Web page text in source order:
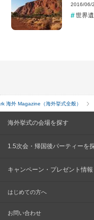
2016/06/
世界
海外 Magazine（海外挙式全般）
海外挙式の会場を探す
1.5次会・帰国後パーティーを
キャンペーン・プレゼント情報
はじめての方へ
お問い合わせ